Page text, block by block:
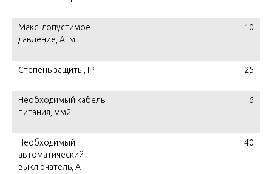
Макс. допустимое
давление, Атм.
10
Степень защиты, IP 25
Необходимый кабель
питания, мм2
6
Необходимый
автоматический
выключатель, A
40